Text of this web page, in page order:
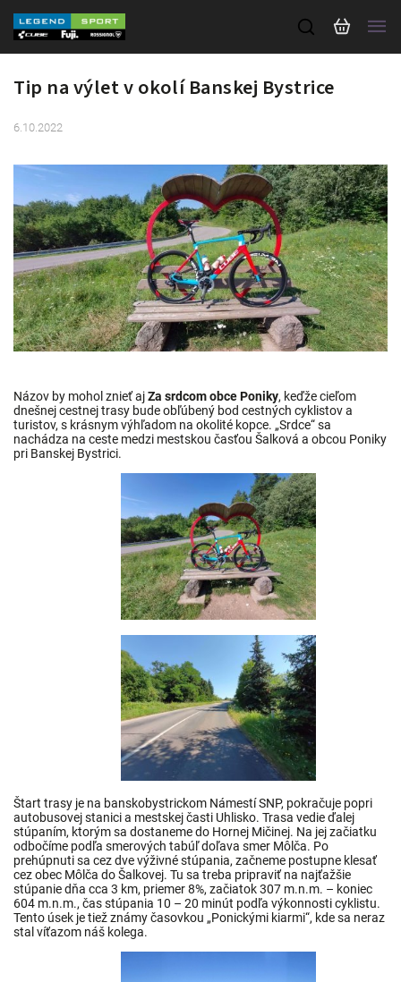
Tip na výlet v okolí Banskej Bystrice
6.10.2022
Názov by mohol znieť ajZa srdcom obce Poniky, keďže cieľom
dnešnej cestnej trasy bude obľúbený bod cestných cyklistov a
turistov, s krásnym výhľadom na okolité kopce. „Srdce“ sa
nachádza na ceste medzi mestskou časťou Šalková a obcou Poniky
pri Banskej Bystrici.
Štart trasy je na banskobystrickom Námestí SNP, pokračuje popri
autobusovej stanici a mestskej časti Uhlisko. Trasa vedie ďalej
stúpaním, ktorým sa dostaneme do Hornej Mičinej. Na jej začiatku
odbočíme podľa smerových tabúľ doľava smer Môlča. Po
prehúpnuti sa cez dve výživné stúpania, začneme postupne klesať
cez obec Môlča do Šalkovej. Tu sa treba pripraviť na najťažšie
stúpanie dňa cca 3 km, priemer 8%, začiatok 307 m.n.m. – koniec
604 m.n.m., čas stúpania 10 – 20 minút podľa výkonnosti cyklistu.
Tento úsek je tiež známy časovkou „Ponickými kiarmi“, kde sa neraz
stal víťazom náš kolega.